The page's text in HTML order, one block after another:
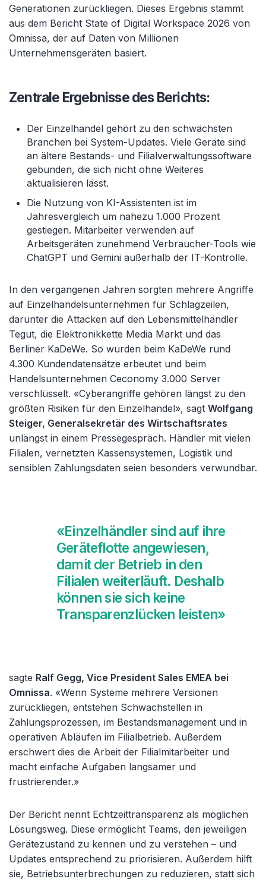
Generationen zurückliegen. Dieses Ergebnis stammt
aus dem Bericht State of Digital Workspace 2026 von
Omnissa, der auf Daten von Millionen
Unternehmensgeräten basiert.
Zentrale Ergebnisse des Berichts:
Der Einzelhandel gehört zu den schwächsten
Branchen bei System-Updates. Viele Geräte sind
an ältere Bestands- und Filialverwaltungssoftware
gebunden, die sich nicht ohne Weiteres
aktualisieren lässt.
Die Nutzung von KI-Assistenten ist im
Jahresvergleich um nahezu 1.000 Prozent
gestiegen. Mitarbeiter verwenden auf
Arbeitsgeräten zunehmend Verbraucher-Tools wie
ChatGPT und Gemini außerhalb der IT-Kontrolle.
In den vergangenen Jahren sorgten mehrere Angriffe
auf Einzelhandelsunternehmen für Schlagzeilen,
darunter die Attacken auf den Lebensmittelhändler
Tegut, die Elektronikkette Media Markt und das
Berliner KaDeWe. So wurden beim KaDeWe rund
4.300 Kundendatensätze erbeutet und beim
Handelsunternehmen Ceconomy 3.000 Server
verschlüsselt. «Cyberangriffe gehören längst zu den
größten Risiken für den Einzelhandel», sagt Wolfgang
Steiger, Generalsekretär des Wirtschaftsrates
unlängst in einem Pressegespräch. Händler mit vielen
Filialen, vernetzten Kassensystemen, Logistik und
sensiblen Zahlungsdaten seien besonders verwundbar.
«Einzelhändler sind auf ihre
Geräteflotte angewiesen,
damit der Betrieb in den
Filialen weiterläuft. Deshalb
können sie sich keine
Transparenzlücken leisten»
sagte Ralf Gegg, Vice President Sales EMEA bei
Omnissa. «Wenn Systeme mehrere Versionen
zurückliegen, entstehen Schwachstellen in
Zahlungsprozessen, im Bestandsmanagement und in
operativen Abläufen im Filialbetrieb. Außerdem
erschwert dies die Arbeit der Filialmitarbeiter und
macht einfache Aufgaben langsamer und
frustrierender.»
Der Bericht nennt Echtzeittransparenz als möglichen
Lösungsweg. Diese ermöglicht Teams, den jeweiligen
Gerätezustand zu kennen und zu verstehen – und
Updates entsprechend zu priorisieren. Außerdem hilft
sie, Betriebsunterbrechungen zu reduzieren, statt sich